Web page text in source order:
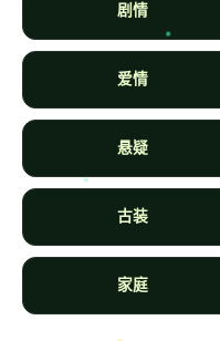
剧情
爱情
悬疑
古装
家庭